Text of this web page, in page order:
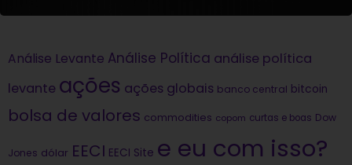
Análise Levante Análise Política análise política
levante ações ações globais banco central bitcoin
bolsa de valores commodities copom curtas e boas Dow
Jones dólar EECI EECI Site e eu com isso?